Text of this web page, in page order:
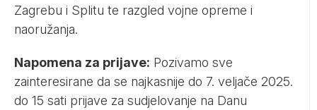
Zagrebu i Splitu te razgled vojne opreme i
naoružanja.
Napomena za prijave: Pozivamo sve
zainteresirane da se najkasnije do 7. veljače 2025.
do 15 sati prijave za sudjelovanje na Danu